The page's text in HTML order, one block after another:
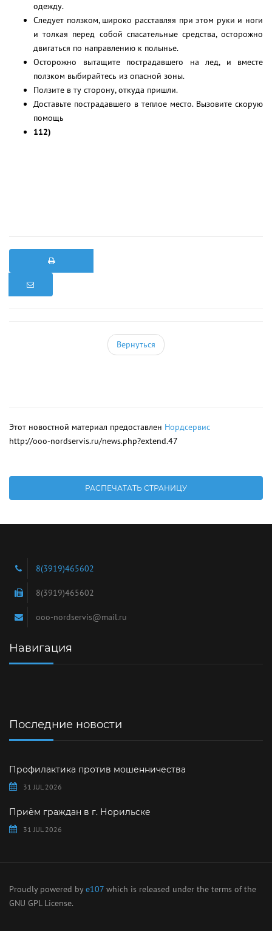
одежду.
Следует ползком, широко расставляя при этом руки и ноги
и толкая перед собой спасательные средства, осторожно
двигаться по направлению к полынье.
Осторожно вытащите пострадавшего на лед, и вместе
ползком выбирайтесь из опасной зоны.
Ползите в ту сторону, откуда пришли.
Доставьте пострадавшего в теплое место. Вызовите скорую
помощь
112)
Вернуться
Этот новостной материал предоставлен Нордсервис
http://ooo-nordservis.ru/news.php?extend.47
8(3919)465602
8(3919)465602
ooo-nordservis@mail.ru
Навигация
Последние новости
Профилактика против мошенничества
31 JUL 2026
Приём граждан в г. Норильске
31 JUL 2026
Proudly powered bye107 which is released under the terms of the
GNU GPL License.